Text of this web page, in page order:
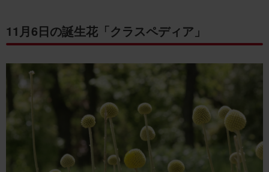
11月6日の誕生花「クラスペディア」